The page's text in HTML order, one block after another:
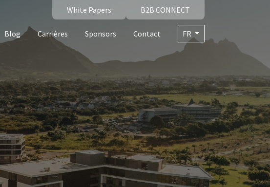
White Papers B2B CONNECT
Blog Carrières Sponsors Contact FR